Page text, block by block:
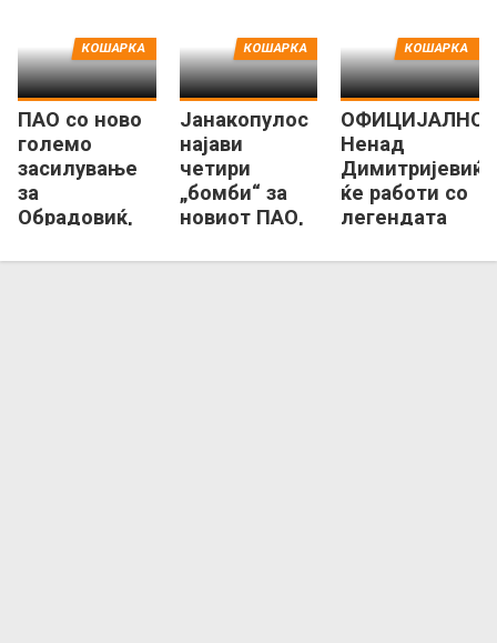
ПАО со ново
големо
засилување
за
Обрадовиќ,
од НБА
КОШАРКА
Јанакопулос
најави
четири
„бомби“ за
новиот ПАО,
уште денес!
КОШАРКА
ОФИЦИЈАЛНО:
Ненад
Димитријевиќ
ќе работи со
легендата
КОШАРКА